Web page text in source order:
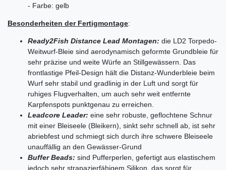
- Farbe: gelb
Besonderheiten der Fertigmontage:
Ready2Fish Distance Lead Montagen: die LD2 Torpedo-
Weitwurf-Bleie sind aerodynamisch geformte Grundbleie für
sehr präzise und weite Würfe an Stillgewässern. Das
frontlastige Pfeil-Design hält die Distanz-Wunderbleie beim
Wurf sehr stabil und gradlinig in der Luft und sorgt für
ruhiges Flugverhalten, um auch sehr weit entfernte
Karpfenspots punktgenau zu erreichen.
Leadcore Leader: eine sehr robuste, geflochtene Schnur
mit einer Bleiseele (Bleikern), sinkt sehr schnell ab, ist sehr
abriebfest und schmiegt sich durch ihre schwere Bleiseele
unauffällig an den Gewässer-Grund
Buffer Beads: sind Pufferperlen, gefertigt aus elastischem
jedoch sehr strapazierfähigem Silikon, das sorgt für